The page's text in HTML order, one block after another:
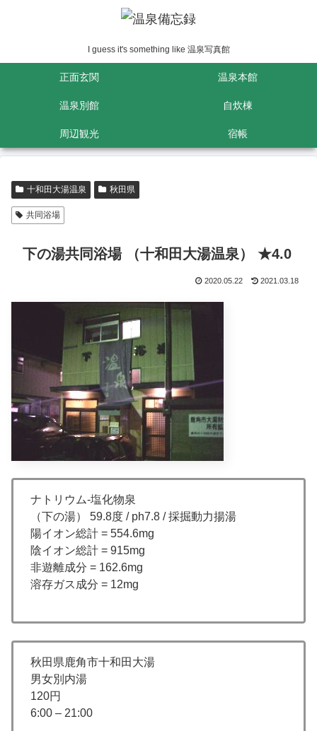
I guess it's something like 温泉写真館
正面玄関 温泉本館
温泉別館 自炊棟
周辺観光 宿帳
十和田大湯温泉 秋田県
共同浴場
下の湯共同浴場 （十和田大湯温泉） ★4.0
2020.05.22 2021.03.18
ナトリウム-塩化物泉
（下の湯） 59.8度 / ph7.8 / 採掘動力揚湯
陽イオン総計 = 554.6mg
陰イオン総計 = 915mg
非遊離成分 = 162.6mg
溶存ガス成分 = 12mg
秋田県鹿角市十和田大湯
男女別内湯
120円
6:00 – 21:00